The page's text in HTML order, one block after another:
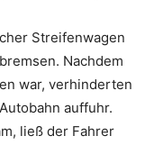
Streifenwagen
Nachdem
war, verhinderten
auffuhr.
ließ der Fahrer